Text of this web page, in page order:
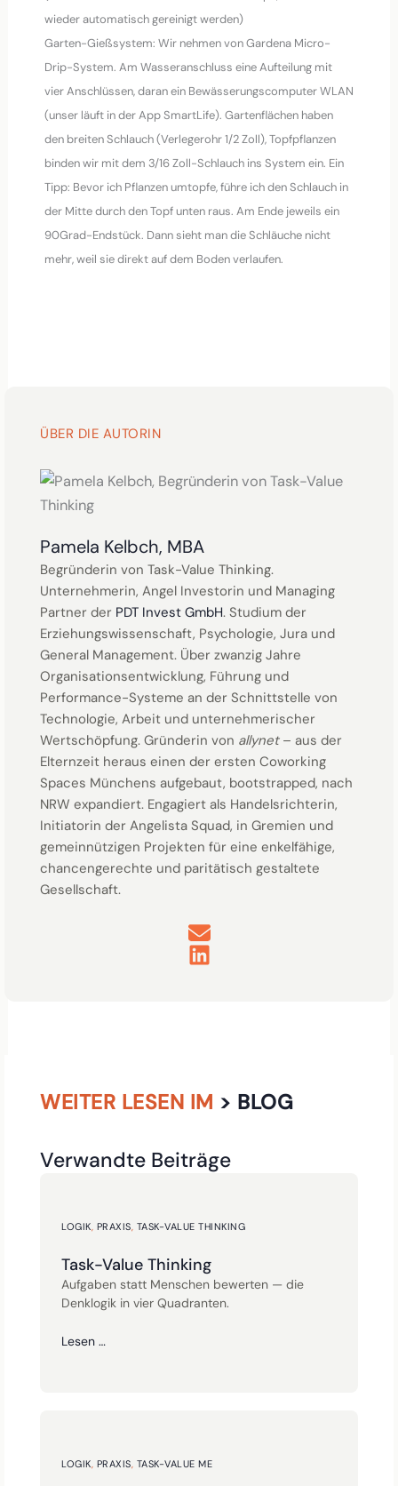
wieder automatisch gereinigt werden)
Garten-Gießsystem: Wir nehmen von Gardena Micro-
Drip-System. Am Wasseranschluss eine Aufteilung mit
vier Anschlüssen, daran ein Bewässerungscomputer WLAN
(unser läuft in der App SmartLife). Gartenflächen haben
den breiten Schlauch (Verlegerohr 1/2 Zoll), Topfpflanzen
binden wir mit dem 3/16 Zoll-Schlauch ins System ein. Ein
Tipp: Bevor ich Pflanzen umtopfe, führe ich den Schlauch in
der Mitte durch den Topf unten raus. Am Ende jeweils ein
90Grad-Endstück. Dann sieht man die Schläuche nicht
mehr, weil sie direkt auf dem Boden verlaufen.
ÜBER DIE AUTORIN
Pamela Kelbch, MBA
Begründerin von Task-Value Thinking.
Unternehmerin, Angel Investorin und Managing
Partner der PDT Invest GmbH. Studium der
Erziehungswissenschaft, Psychologie, Jura und
General Management. Über zwanzig Jahre
Organisationsentwicklung, Führung und
Performance-Systeme an der Schnittstelle von
Technologie, Arbeit und unternehmerischer
Wertschöpfung. Gründerin von allynet– aus der
Elternzeit heraus einen der ersten Coworking
Spaces Münchens aufgebaut, bootstrapped, nach
NRW expandiert. Engagiert als Handelsrichterin,
Initiatorin der Angelista Squad, in Gremien und
gemeinnützigen Projekten für eine enkelfähige,
chancengerechte und paritätisch gestaltete
Gesellschaft.
WEITER LESEN IM > BLOG
Verwandte Beiträge
LOGIK, PRAXIS, TASK-VALUE THINKING
Task-Value Thinking
Aufgaben statt Menschen bewerten — die
Denklogik in vier Quadranten.
Lesen …
LOGIK PRAXIS TASK-VALUE ME